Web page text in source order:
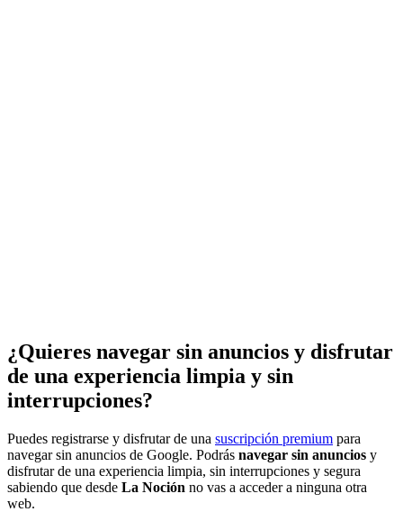
¿Quieres navegar sin anuncios y disfrutar
de una experiencia limpia y sin
interrupciones?
Puedes registrarse y disfrutar de una suscripción premium para
navegar sin anuncios de Google. Podrás navegar sin anuncios y
disfrutar de una experiencia limpia, sin interrupciones y segura
sabiendo que desde La Noción no vas a acceder a ninguna otra
web.